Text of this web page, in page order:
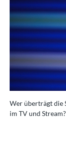
Wer überträgt die
im TV und Stream?